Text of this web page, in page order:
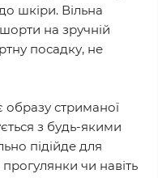
шкіри. Вільна
на зручній
посадку, не
стриманої
з будь-якими
підійде для
чи навіть